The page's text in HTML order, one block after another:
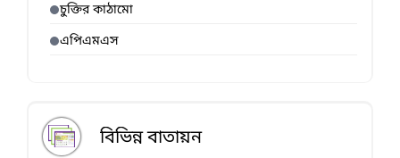
চুক্তির কাঠামো
এপিএমএস
বিভিন্ন বাতায়ন